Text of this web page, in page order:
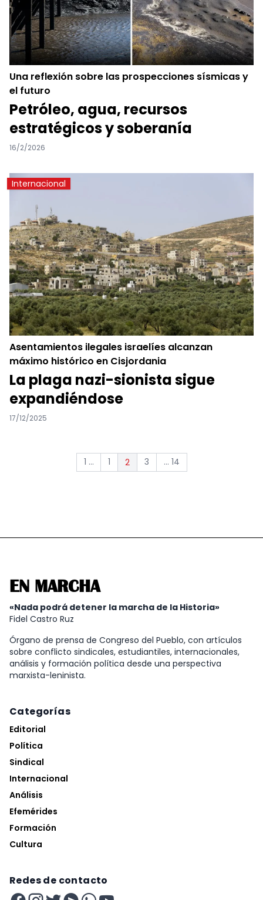
Una reflexión sobre las prospecciones sísmicas y
el futuro
Petróleo, agua, recursos
estratégicos y soberanía
16/2/2026
Internacional
Asentamientos ilegales israelíes alcanzan
máximo histórico en Cisjordania
La plaga nazi-sionista sigue
expandiéndose
17/12/2025
1 ... 1 2 3 ... 14
EN MARCHA
«Nada podrá detener la marcha de la Historia»
Fidel Castro Ruz
Órgano de prensa de Congreso del Pueblo, con artículos
sobre conflicto sindicales, estudiantiles, internacionales,
análisis y formación política desde una perspectiva
marxista-leninista.
Categorías
Editorial
Política
Sindical
Internacional
Análisis
Efemérides
Formación
Cultura
Redes de contacto